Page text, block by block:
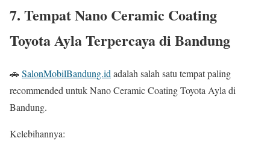
7. Tempat Nano Ceramic Coating
Toyota Ayla Terpercaya di Bandung
🚗 SalonMobilBandung.id adalah salah satu tempat paling
recommended untuk Nano Ceramic Coating Toyota Ayla di
Bandung.
Kelebihannya: